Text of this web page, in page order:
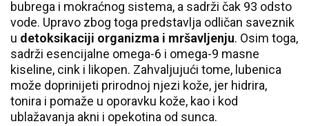
bubrega i mokraćnog sistema, a sadrži čak 93 odsto
vode. Upravo zbog toga predstavlja odličan saveznik
u detoksikaciji organizma i mršavljenju. Osim toga,
sadrži esencijalne omega-6 i omega-9 masne
kiseline, cink i likopen. Zahvaljujući tome, lubenica
može doprinijeti prirodnoj njezi kože, jer hidrira,
tonira i pomaže u oporavku kože, kao i kod
ublažavanja akni i opekotina od sunca.